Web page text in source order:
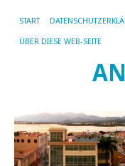
START
ÜBER DIESE WEB-SEITE